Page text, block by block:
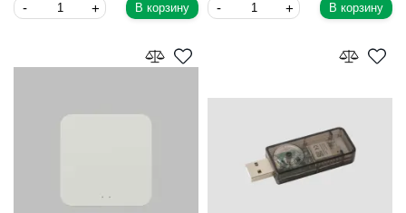
В корзину В корзину